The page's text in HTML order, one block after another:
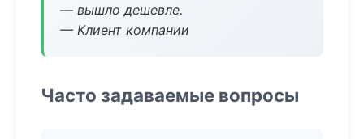
— вышло дешевле.
— Клиент компании
Часто задаваемые вопросы